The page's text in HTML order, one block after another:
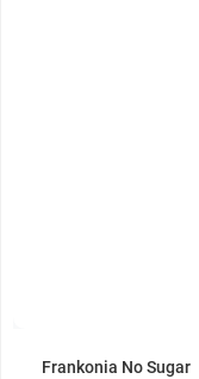
Frankonia No Sugar